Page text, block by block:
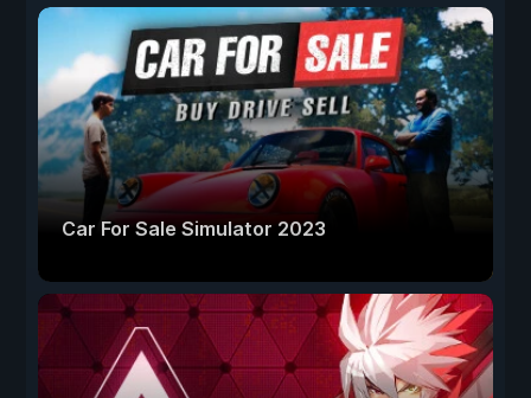
Car For Sale Simulator 2023